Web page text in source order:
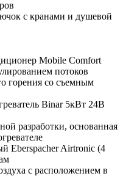
с кранами и душевой
Mobile Comfort
потоков
горения со съемным
Binar 5кВт 24В
разработки, основанная
Eberspacher Airtronic (4
с расположением в